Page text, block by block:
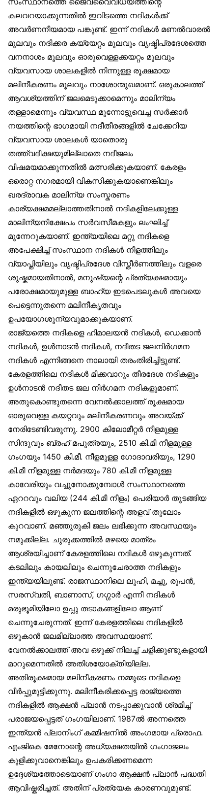
കലവറയാക്കുന്നതില്‍ ഇവിടത്തെ നദികള്‍ക്ക്
അവര്‍ണനീയമായ പങ്കുണ്ട്. ഇന്ന് നദികള്‍ മണല്‍വാരല്‍
മൂലവും നദിക്കര കയ്യേറ്റം മൂലവും വൃഷ്ടിപ്രദേശത്തെ
വനനാശം മൂലവും ഓരുവെള്ളക്കയറ്റം മൂലവും
വ്യവസായ ശാലകളില്‍ നിന്നുള്ള രൂക്ഷമായ
മലിനീകരണം മൂലവും നാശോന്മുഖമാണ്. ഒരുകാലത്ത്
ആവശ്യത്തിന് ജലമെടുക്കാമെന്നും മാലിന്യം
തള്ളാമെന്നും വ്യവസ്ഥ മുന്നോട്ടുവെച്ച സര്‍ക്കാര്‍
നയത്തിന്റെ ഭാഗമായി നദീതീരങ്ങളില്‍ ചേക്കേറിയ
വ്യവസായ ശാലകള്‍ യാതൊരു
തത്ത്വദീക്ഷയുമില്ലാതെ നദീജലം
വിഷമയമാക്കുന്നതില്‍ മത്സരിക്കുകയാണ്. കേരളം
ഒരൊറ്റ നഗരമായി വികസിക്കുകയാണെങ്കിലും
ഖരദ്രാവക മാലിന്യ സംസ്കരണം
കാര്യക്ഷമമല്ലാത്തതിനാല്‍ നദികളിലേക്കുള്ള
മാലിന്യനിക്ഷേപം സര്‍വസീമകളും ലംഘിച്ച്
മുന്നേറുകയാണ്. ഇന്ത്യയിലെ മറ്റു നദികളെ
അപേക്ഷിച്ച് സംസ്ഥാന നദികള്‍ നീളത്തിലും
വ്യാപ്തിയിലും വൃഷ്ടിപ്രദേശ വിസ്തീര്‍ണത്തിലും വളരെ
ശുഷ്കമായതിനാല്‍, മനുഷ്യന്റെ പ്രത്യക്ഷമായും
പരോക്ഷമായുമുള്ള ബാഹ്യ ഇടപെടലുകള്‍ അവയെ
പെട്ടെന്നുതന്നെ മലിനീകൃതവും
ഉപയോഗശൂന്യവുമാക്കുകയാണ്.
രാജ്യത്തെ നദികളെ ഹിമാലയന്‍ നദികള്‍, ഡെക്കാന്‍
നദികള്‍, ഉള്‍നാടന്‍ നദികള്‍, നദീതട ജലനിര്‍ഗമന
നദികള്‍ എന്നിങ്ങനെ നാലായി തരംതിരിച്ചിട്ടുണ്ട്.
കേരളത്തിലെ നദികള്‍ മിക്കവാറും തീരദേശ നദികളും
ഉള്‍നാടന്‍ നദീതട ജല നിര്‍ഗമന നദികളുമാണ്.
അതുകൊണ്ടുതന്നെ വേനല്‍ക്കാലത്ത് രൂക്ഷമായ
ഓരുവെള്ള കയറ്റവും മലിനീകരണവും അവയ്ക്ക്
നേരിടേണ്ടിവരുന്നു. 2900 കിലോമീറ്റര്‍ നീളമുള്ള
സിന്ദുവും ബ്രഹ് മപുത്രയും, 2510 കി.മീ നീളമുള്ള
ഗംഗയും 1450 കി.മീ. നീളമുള്ള ഗോദാവരിയും, 1290
കി.മീ നീളമുള്ള നര്‍മദയും 780 കി.മീ നീളമുള്ള
കാവേരിയും വച്ചുനോക്കുമ്പോള്‍ സംസ്ഥാനത്തെ
ഏററവും വലിയ (244 കി.മീ നീളം) പെരിയാര്‍ തുടങ്ങിയ
നദികളില്‍ ഒഴുകുന്ന ജലത്തിന്റെ അളവ് തുലോം
കുറവാണ്. മഞ്ഞുരുകി ജലം ലഭിക്കുന്ന അവസ്ഥയും
നമുക്കില്ല. ചുരുക്കത്തില്‍ മഴയെ മാത്രം
ആശ്രയിച്ചാണ് കേരളത്തിലെ നദികള്‍ ഒഴുകുന്നത്.
കടലിലും കായലിലും ചെന്നുചേരാത്ത നദികളും
ഇന്ത്യയിലുണ്ട്. രാജസ്ഥാനിലെ ലൂഹി, മച്ചു, രൂപന്‍,
സരസ്വതി, ബാണാസ്, ഗഗ്ഗാര്‍ എന്നീ നദികള്‍
മരുഭൂമിയിലോ ഉപ്പു തടാകങ്ങളിലോ ആണ്
ചെന്നുചേരുന്നത്. ഇന്ന് കേരളത്തിലെ നദികളില്‍
ഒഴുകാന്‍ ജലമില്ലാത്ത അവസ്ഥയാണ്.
വേനല്‍ക്കാലത്ത് അവ ഒഴുക്ക് നിലച്ച് ചളിക്കുണ്ടുകളായി
മാറുമെന്നതില്‍ അതിശയോക്തിയില്ല.
അതിരൂക്ഷമായ മലിനീകരണം നമ്മുടെ നദികളെ
വീര്‍പ്പുമുട്ടിക്കുന്നു. മലിനീകരിക്കപ്പെട്ട രാജ്യത്തെ
നദികളില്‍ ആക്ഷന്‍ പ്ലാന്‍ നടപ്പാക്കുവാന്‍ ശ്രമിച്ച്
പരാജയപ്പെട്ടത് ഗംഗയിലാണ്. 1987ല്‍ അന്നത്തെ
ഇന്ത്യന്‍ പ്ലാനിംഗ് കമ്മിഷനില്‍ അംഗമായ പ്രൊഫ.
എംജികെ മേനോന്റെ അധ്യക്ഷതയില്‍ ഗംഗാജലം
കുളിക്കുവാനെങ്കിലും ഉപകരിക്കണമെന്ന
ഉദ്ദേശ്യത്തോടെയാണ് ഗംഗാ ആക്ഷന്‍ പ്ലാന്‍ പദ്ധതി
ആവിഷ്കരിച്ചത്. അതിന് പ്രത്യേക കാരണവുമുണ്ട്.